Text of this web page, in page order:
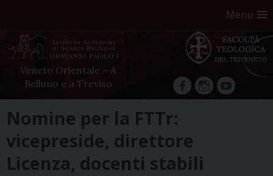
Menu
Veneto Orientale – A
Belluno e a Treviso
facebookInstagram
YouTube
content
Nomine per la FTTr:
vicepreside, direttore
Licenza, docenti stabili